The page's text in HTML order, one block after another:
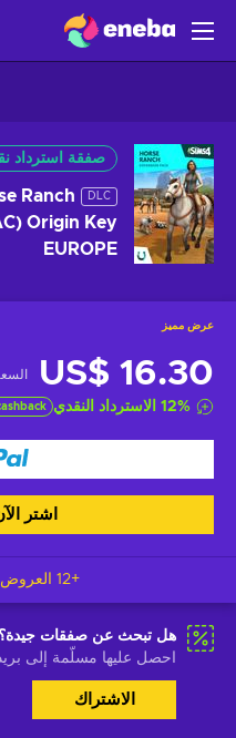
صفقة استرداد
DLC
Ranch
Origin Key
EUROPE
عرض مميز
US$ 16.30
12% الاسترداد النقدي
اشتر
+12 العروض من
هل تبحث عن صفقات جيدة؟
احصل عليها مسلّمة إلى
الاشتراك